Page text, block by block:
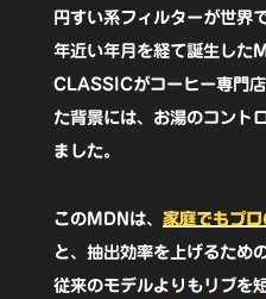
2
人
用
ラ
ト
グ
リ
円すい系フィルターが世界
年近い年月を経て誕生した
CLASSICがコーヒー専門
た背景には、お湯のコント
ました。
このMDNは、 家庭でもプ
と、抽出効率を上げるため
従来のモデルよりもリブを